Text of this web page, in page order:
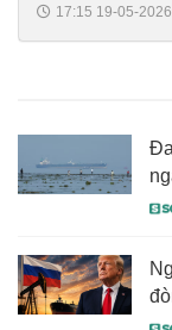
17:15 19-05-2026
từ